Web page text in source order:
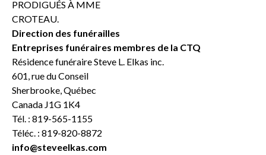
PRODIGUÉS À MME
CROTEAU.
Direction des funérailles
Entreprises funéraires membres de la CTQ
Résidence funéraire Steve L. Elkas inc.
601, rue du Conseil
Sherbrooke, Québec
Canada J1G 1K4
Tél. : 819-565-1155
Téléc. : 819-820-8872
info@steveelkas.com